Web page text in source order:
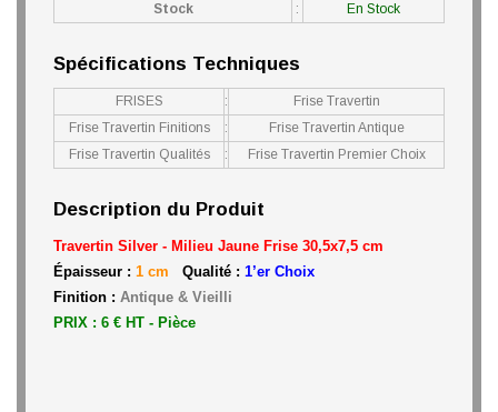
Stock
: En Stock
Spécifications Techniques
FRISES :
Frise Travertin
Frise Travertin Finitions
:
Frise Travertin Antique
Frise Travertin Qualités
: Frise Travertin Premier Choix
Description du Produit
Travertin Silver - Milieu Jaune Frise 30,5x7,5 cm
Épaisseur : 1 cm Qualité : 1’er Choix
Finition : Antique & Vieilli
PRIX : 6 € HT - Pièce